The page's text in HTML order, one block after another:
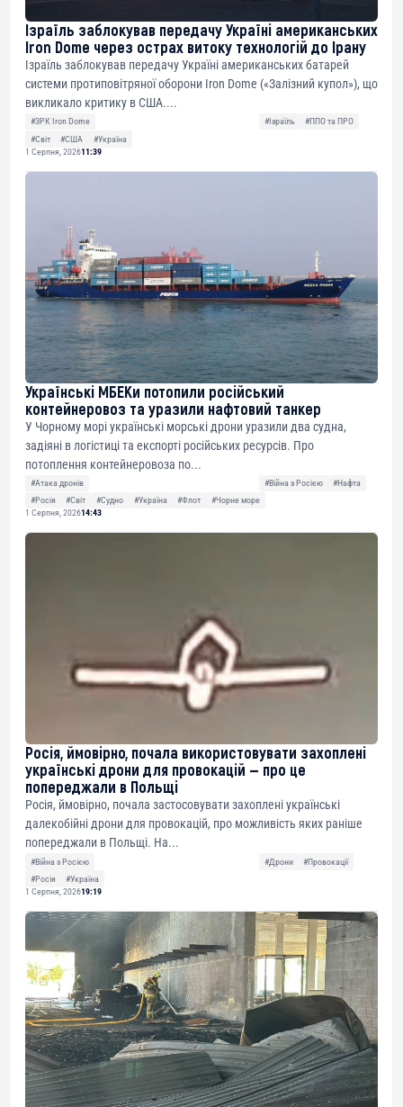
Ізраїль заблокував передачу Україні американських
Iron Dome через острах витоку технологій до Ірану
Ізраїль заблокував передачу Україні американських батарей
системи протиповітряної оборони Iron Dome («Залізний купол»), що
викликало критику в США....
#ЗРК Iron Dome #Ізраїль
#ППО та ПРО
#Світ
#США
#Україна
1 Серпня, 202611:39
Українські МБЕКи потопили російський
контейнеровоз та уразили нафтовий танкер
У Чорному морі українські морські дрони уразили два судна,
задіяні в логістиці та експорті російських ресурсів. Про
потоплення контейнеровоза по...
#Атака дронів #Війна з Росією
#Нафта
#Росія
#Світ #Судно #Україна #Флот
#Чорне море
1 Серпня, 202614:43
Росія, ймовірно, почала використовувати захоплені
українські дрони для провокацій — про це
попереджали в Польщі
Росія, ймовірно, почала застосовувати захоплені українські
далекобійні дрони для провокацій, про можливість яких раніше
попереджали в Польщі. На...
#Війна з Росією #Дрони
#Провокації
#Росія
#Україна
1 Серпня, 202619:19